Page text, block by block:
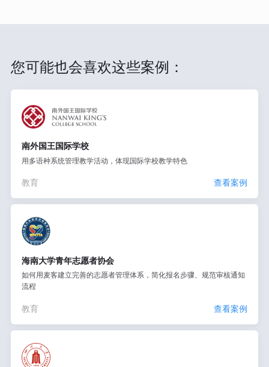
您可能也会喜欢这些案例：
南外国王国际学校
用多语种系统管理教学活动，体现国际学校教学特色
教育 查看案例
海南大学青年志愿者协会
如何用麦客建立完善的志愿者管理体系，简化报名步骤、规范审核通知
流程
教育 查看案例